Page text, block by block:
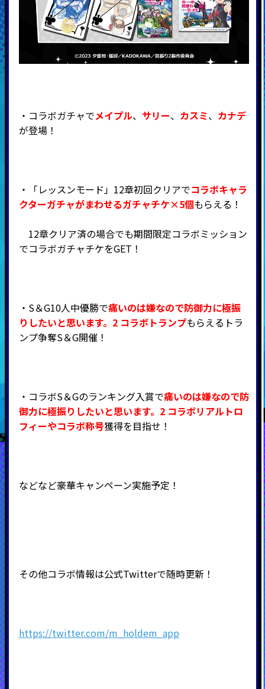
・コラボガチャでメイプル、 サリー、 カスミ、 カナデ
が登場！
・「レッスンモード」12章初回クリアでコラボキャラ
クターガチャがまわせるガチャチケ×5個もらえる！
12章クリア済の場合でも期間限定コラボミッション
でコラボガチャチケをGET！
・S＆G10人中優勝で痛いのは嫌なので防御力に極振
りしたいと思います。2 コラボトランプもらえるトラ
ンプ争奪S＆G開催！
・コラボS＆Gのランキング入賞で痛いのは嫌なので防
御力に極振りしたいと思います。2 コラボリアルトロ
フィーやコラボ称号獲得を目指せ！
などなど豪華キャンペーン実施予定！
その他コラボ情報は公式Twitterで随時更新！
https://twitter.com/m_holdem_app